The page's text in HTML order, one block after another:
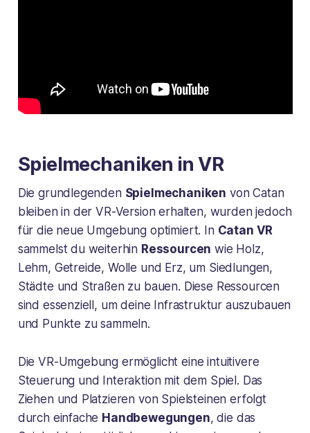
Spielmechaniken in VR
Die grundlegenden Spielmechaniken von Catan
bleiben in der VR-Version erhalten, wurden jedoch
für die neue Umgebung optimiert. In Catan VR
sammelst du weiterhin Ressourcen wie Holz,
Lehm, Getreide, Wolle und Erz, um Siedlungen,
Städte und Straßen zu bauen. Diese Ressourcen
sind essenziell, um deine Infrastruktur auszubauen
und Punkte zu sammeln.
Die VR-Umgebung ermöglicht eine intuitivere
Steuerung und Interaktion mit dem Spiel. Das
Ziehen und Platzieren von Spielsteinen erfolgt
durch einfache Handbewegungen, die das